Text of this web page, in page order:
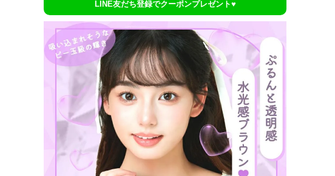
LINE友だち登録でクーポンプレゼント♥